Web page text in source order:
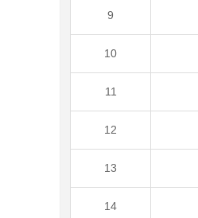
9
10
11
12
13
14